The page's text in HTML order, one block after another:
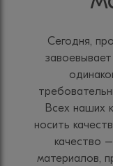
Сегодня,
Всех наших
носить
качество
материалов,